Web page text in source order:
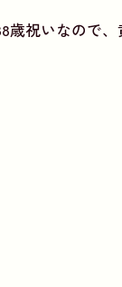
歳祝いなので